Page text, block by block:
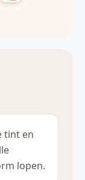
tint en
lopen.